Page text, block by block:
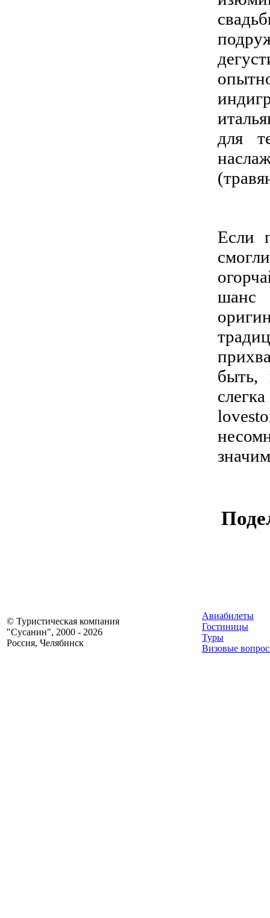
для
Если
шанс
быть,
© Туристическая компания
"Сусанин", 2000 - 2026
Россия, Челябинск
Авиабилеты
Гостиницы
Туры
Визовые